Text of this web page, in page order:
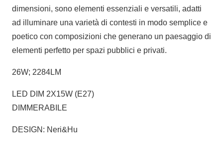
dimensioni, sono elementi essenziali e versatili, adatti
ad illuminare una varietà di contesti in modo semplice e
poetico con composizioni che generano un paesaggio di
elementi perfetto per spazi pubblici e privati.
26W; 2284LM
LED DIM 2X15W (E27)
DIMMERABILE
DESIGN: Neri&Hu